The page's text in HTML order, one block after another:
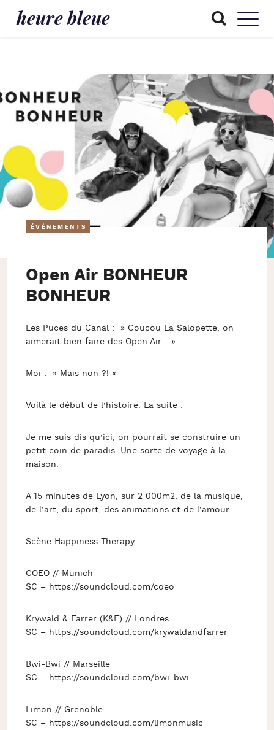
heure bleue
ÉVÈNEMENTS
Open Air BONHEUR
BONHEUR
Les Puces du Canal : » Coucou La Salopette, on
aimerait bien faire des Open Air… »
Moi : » Mais non ?! «
Voilà le début de l’histoire. La suite :
Je me suis dis qu’ici, on pourrait se construire un
petit coin de paradis. Une sorte de voyage à la
maison.
A 15 minutes de Lyon, sur 2 000m2, de la musique,
de l’art, du sport, des animations et de l’amour ️.
Scène Happiness Therapy
COEO // Munich
SC – https://soundcloud.com/coeo
Krywald & Farrer (K&F) // Londres
SC – https://soundcloud.com/krywaldandfarrer
Bwi-Bwi // Marseille
SC – https://soundcloud.com/bwi-bwi
Limon // Grenoble
SC – https://soundcloud.com/limonmusic